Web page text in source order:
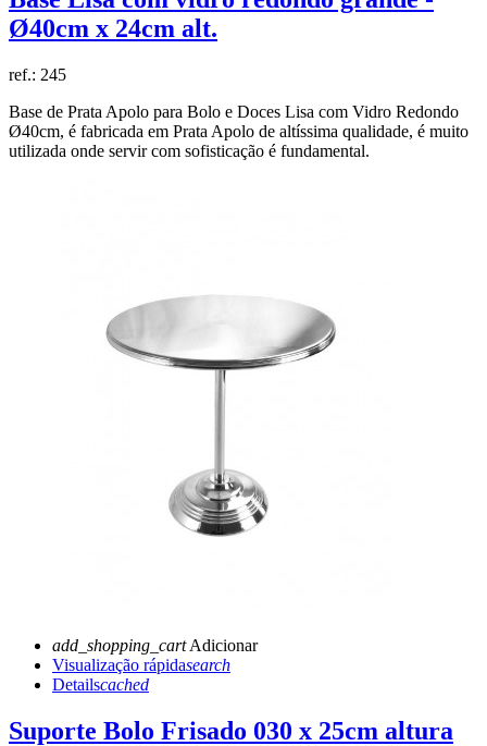
Ø40cm x 24cm alt.
ref.: 245
Base de Prata Apolo para Bolo e Doces Lisa com Vidro Redondo
Ø40cm, é fabricada em Prata Apolo de altíssima qualidade, é muito
utilizada onde servir com sofisticação é fundamental.
add_shopping_cartAdicionar
Visualização rápidasearch
Detailscached
Suporte Bolo Frisado 030 x 25cm altura